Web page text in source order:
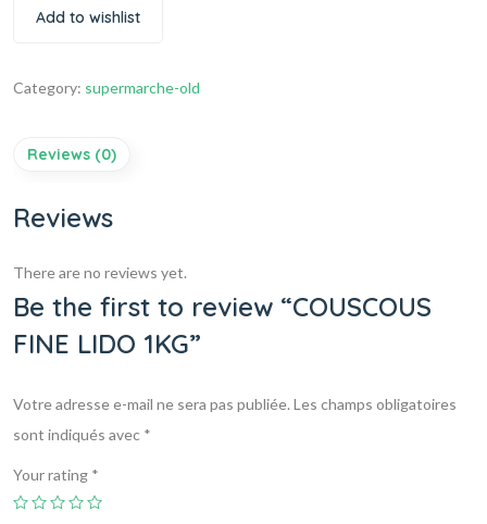
Add to wishlist
Category: supermarche-old
Reviews (0)
Reviews
There are no reviews yet.
Be the first to review “COUSCOUS
FINE LIDO 1KG”
Votre adresse e-mail ne sera pas publiée.Les champs obligatoires
sont indiqués avec *
Your rating *